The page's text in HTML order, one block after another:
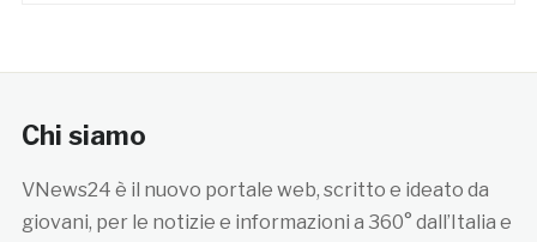
Chi siamo
VNews24 è il nuovo portale web, scritto e ideato da
giovani, per le notizie e informazioni a 360° dall’Italia e